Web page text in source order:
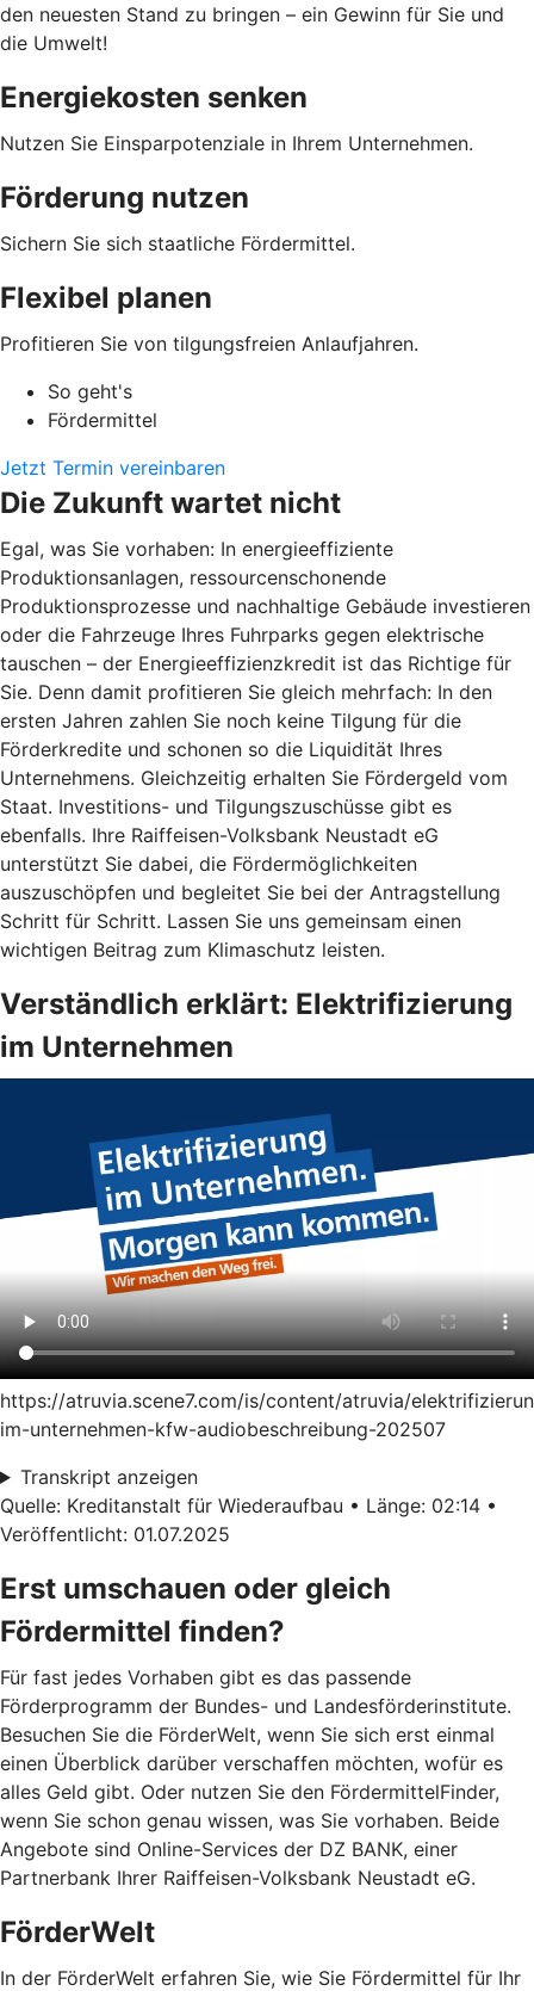
den neuesten Stand zu bringen – ein Gewinn für Sie und
die Umwelt!
Energiekosten senken
Nutzen Sie Einsparpotenziale in Ihrem Unternehmen.
Förderung nutzen
Sichern Sie sich staatliche Fördermittel.
Flexibel planen
Profitieren Sie von tilgungsfreien Anlaufjahren.
So geht's
Fördermittel
Jetzt Termin vereinbaren
Die Zukunft wartet nicht
Egal, was Sie vorhaben: In energieeffiziente
Produktionsanlagen, ressourcenschonende
Produktionsprozesse und nachhaltige Gebäude investieren
oder die Fahrzeuge Ihres Fuhrparks gegen elektrische
tauschen – der Energieeffizienzkredit ist das Richtige für
Sie. Denn damit profitieren Sie gleich mehrfach: In den
ersten Jahren zahlen Sie noch keine Tilgung für die
Förderkredite und schonen so die Liquidität Ihres
Unternehmens. Gleichzeitig erhalten Sie Fördergeld vom
Staat. Investitions- und Tilgungszuschüsse gibt es
ebenfalls. Ihre Raiffeisen-Volksbank Neustadt eG
unterstützt Sie dabei, die Fördermöglichkeiten
auszuschöpfen und begleitet Sie bei der Antragstellung
Schritt für Schritt. Lassen Sie uns gemeinsam einen
wichtigen Beitrag zum Klimaschutz leisten.
Verständlich erklärt: Elektrifizierung
im Unternehmen
https://atruvia.scene7.com/is/content/atruvia/
im-unternehmen-kfw-audiobeschreibung-202507
Transkript anzeigen
Quelle: Kreditanstalt für Wiederaufbau • Länge: 02:14 •
Veröffentlicht: 01.07.2025
Erst umschauen oder gleich
Fördermittel finden?
Für fast jedes Vorhaben gibt es das passende
Förderprogramm der Bundes- und Landesförderinstitute.
Besuchen Sie die FörderWelt, wenn Sie sich erst einmal
einen Überblick darüber verschaffen möchten, wofür es
alles Geld gibt. Oder nutzen Sie den FördermittelFinder,
wenn Sie schon genau wissen, was Sie vorhaben. Beide
Angebote sind Online-Services der DZ BANK, einer
Partnerbank Ihrer Raiffeisen-Volksbank Neustadt eG.
FörderWelt
In der FörderWelt erfahren Sie, wie Sie Fördermittel für Ihr